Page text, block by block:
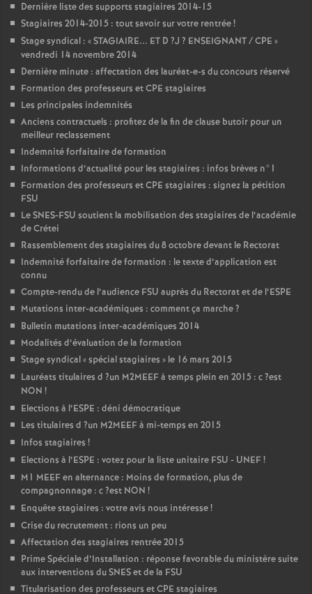
Dernière liste des supports stagiaires 2014-15
Stagiaires 2014-2015 : tout savoir sur votre rentrée!
Stage syndical : «STAGIAIRE... ET D ?J ? ENSEIGNANT/CPE »
vendredi 14 novembre 2014
Dernière minute : affectation des lauréat-e-s du concours réservé
Formation des professeurs etCPE stagiaires
Les principales indemnités
Anciens contractuels : profitez de la fin de clause butoir pour un
meilleur reclassement
Indemnité forfaitaire de formation
Informations d’actualité pour les stagiaires : infos brèves n°1
Formation des professeurs etCPE stagiaires : signez la pétition
FSU
LeSNES-FSU soutient la mobilisation des stagiaires de l’académie
de Crétei
Rassemblement des stagiaires du 8 octobre devant le Rectorat
Indemnité forfaitaire de formation : le texte d’application est
connu
Compte-rendu de l’audience FSU auprès du Rectorat et de l’ESPE
Mutations inter-académiques : comment ça marche?
Bulletin mutations inter-académiques 2014
Modalités d’évaluation de la formation
Stage syndical «spécial stagiaires » le 16 mars 2015
Lauréats titulaires d ?un M2MEEFà temps plein en 2015 : c?est
NON !
Elections à l’ESPE : déni démocratique
Les titulaires d ?un M2MEEFà mi-temps en 2015
Infos stagiaires !
Elections à l’ESPE : votez pour la liste unitaire FSU - UNEF!
M1 MEEFen alternance : Moins de formation, plus de
compagnonnage : c?est NON !
Enquête stagiaires : votre avis nous intéresse!
Crise du recrutement : rions un peu
Affectation des stagiaires rentrée 2015
Prime Spéciale d’Installation : réponse favorable du ministère suite
aux interventions duSNESet de la FSU
Titularisation des professeurs etCPE stagiaires